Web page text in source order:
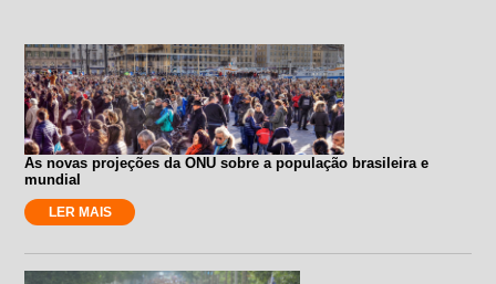
As novas projeções da ONU sobre a população brasileira e
mundial
LER MAIS